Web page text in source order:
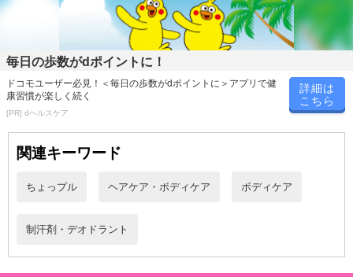
毎日の歩数がdポイントに！
ドコモユーザー必見！＜毎日の歩数がdポイントに＞アプリで健
康習慣が楽しく続く
[PR] dヘルスケア
詳細は
こちら
関連キーワード
ちょっプル ヘアケア・ボディケア ボディケア
制汗剤・デオドラント